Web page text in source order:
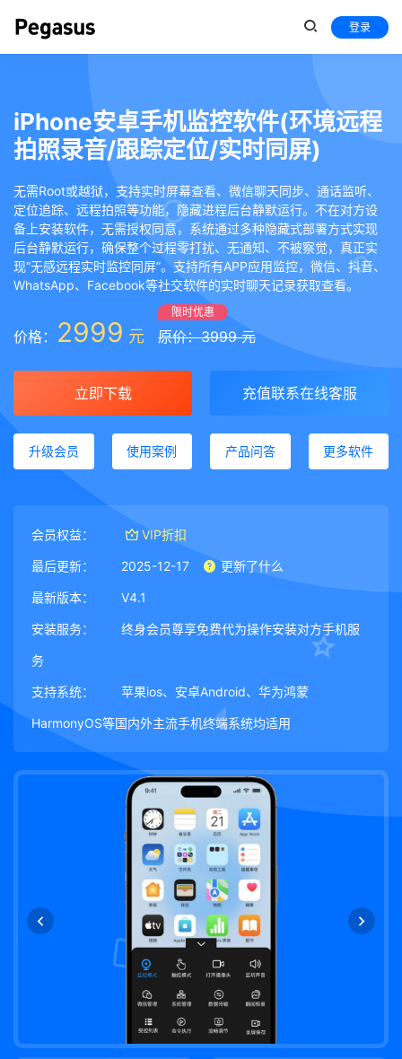
登录
iPhone安卓手机监控软件(环境远程
拍照录音/跟踪定位/实时同屏)
无需Root或越狱，支持实时屏幕查看、微信聊天同步、通话监听、
定位追踪、远程拍照等功能，隐藏进程后台静默运行。不在对方设
备上安装软件，无需授权同意，系统通过多种隐藏式部署方式实现
后台静默运行，确保整个过程零打扰、无通知、不被察觉，真正实
现“无感远程实时监控同屏”。支持所有APP应用监控，微信、抖音、
WhatsApp、Facebook等社交软件的实时聊天记录获取查看。
价格： 2999 元
限时优惠
原价：3999 元
立即下载 充值联系在线客服
升级会员 使用案例 产品问答 更多软件
会员权益： VIP折扣
最后更新： 2025-12-17 更新了什么
最新版本： V4.1
安装服务： 终身会员尊享免费代为操作安装对方手机服
务
支持系统： 苹果ios、安卓Android、华为鸿蒙
HarmonyOS等国内外主流手机终端系统均适用